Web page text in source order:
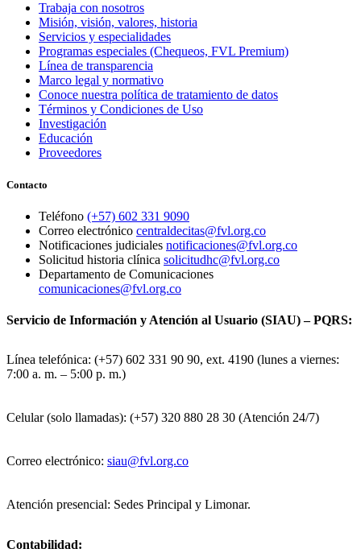
Trabaja con nosotros
Misión, visión, valores, historia
Servicios y especialidades
Programas especiales (Chequeos, FVL Premium)
Línea de transparencia
Marco legal y normativo
Conoce nuestra política de tratamiento de datos
Términos y Condiciones de Uso
Investigación
Educación
Proveedores
Contacto
Teléfono (+57) 602 331 9090
Correo electrónico centraldecitas@fvl.org.co
Notificaciones judiciales notificaciones@fvl.org.co
Solicitud historia clínica solicitudhc@fvl.org.co
Departamento de Comunicaciones
comunicaciones@fvl.org.co
Servicio de Información y Atención al Usuario (SIAU) – PQRS:
Línea telefónica: (+57) 602 331 90 90, ext. 4190 (lunes a viernes:
7:00 a. m. – 5:00 p. m.)
Celular (solo llamadas): (+57) 320 880 28 30 (Atención 24/7)
Correo electrónico: siau@fvl.org.co
Atención presencial: Sedes Principal y Limonar.
Contabilidad: